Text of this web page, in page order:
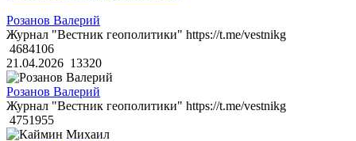
Розанов Валерий
Журнал "Вестник геополитики" https://t.me/vestnikg
4684106
21.04.2026 13320
Розанов Валерий
Журнал "Вестник геополитики" https://t.me/vestnikg
4751955